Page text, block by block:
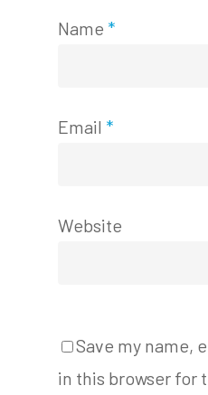
Name *
Email *
Website
Save my name,
in this browser for